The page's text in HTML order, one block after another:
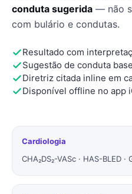
conduta sugerida — não
com bulário e condutas.
Resultado com
Sugestão de conduta
Diretriz citada inline em
Disponível offline no app
Cardiologia
CHA₂DS₂-VASc · HAS-BLED ·